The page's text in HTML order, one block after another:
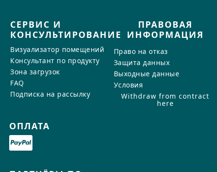
СЕРВИС И
КОНСУЛЬТИРОВАНИЕ
Визуализатор помещений
Консультант по продукту
Зона загрузок
FAQ
Подписка на рассылку
ПРАВОВАЯ
ИНФОРМАЦИЯ
Право на отказ
Защита данных
Выходные данные
Условия
Withdraw from contract
here
ОПЛАТА